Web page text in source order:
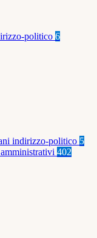
politico 6
indirizzo-politico 5
402